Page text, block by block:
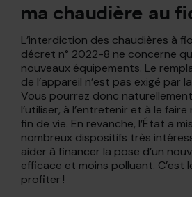
ma chaudière au
L’interdiction des chaudières à
décret n° 2022-8 ne concerne
nouveaux équipements. Le
de l’appareil n’est pas exigé par
Vous pourrez donc
l’utiliser, à l’entretenir et à le faire
fin de vie. En revanche, l’État a
nombreux dispositifs très
aider à financer la pose d’un
efficace et moins polluant. C’est
profiter !